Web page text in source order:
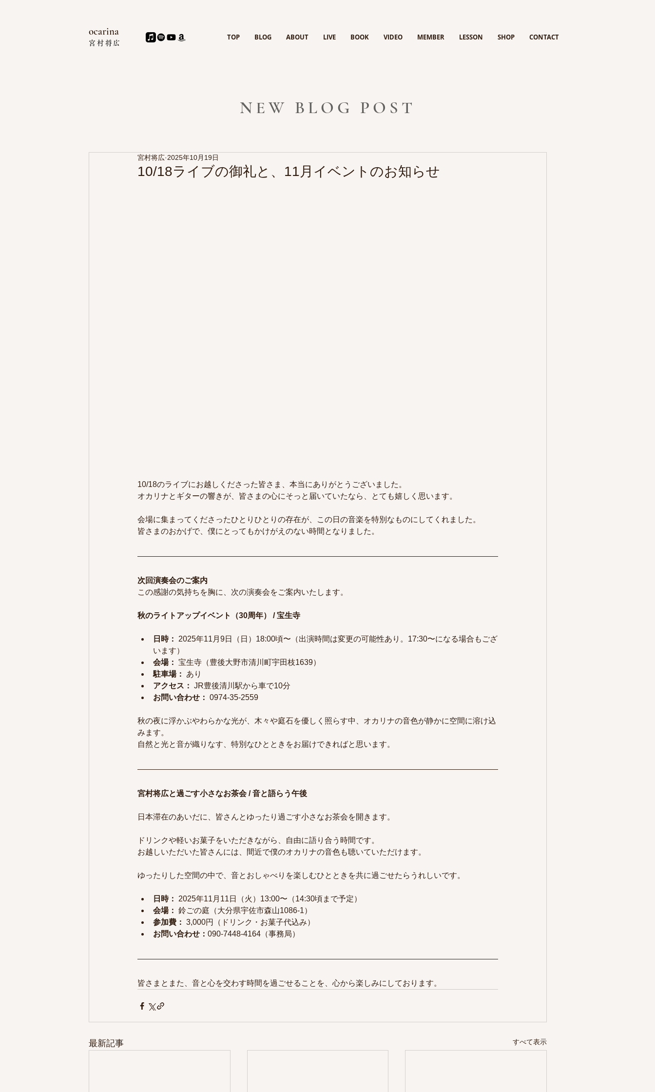
ocarina
宮村 将広
TOP BLOG ABOUT LIVE BOOK VIDEO MEMBER LESSON SHOP CONTACT
NEW BLOG POST
10/18ライブの御礼と、11月イベントのお知らせ
宮村将広 2025年10月19日
10/18のライブにお越しくださった皆さま、本当にありがとうございました。
オカリナとギターの響きが、皆さまの心にそっと届いていたなら、とても嬉しく思います。
会場に集まってくださったひとりひとりの存在が、この日の音楽を特別なものにしてくれました。
皆さまのおかげで、僕にとってもかけがえのない時間となりました。
次回演奏会のご案内
この感謝の気持ちを胸に、次の演奏会をご案内いたします。
秋のライトアップイベント（30周年） / 宝生寺
日時：
2025年11月9日（日）18:00頃〜（出演時間は変更の可能性あり。17:30〜になる場合もござ
います）
会場： 宝生寺（豊後大野市清川町宇田枝1639）
駐車場：
あり
アクセス： JR豊後清川駅から車で10分
お問い合わせ： 0974-35-2559
秋の夜に浮かぶやわらかな光が、木々や庭石を優しく照らす中、オカリナの音色が静かに空間に溶け込
みます。
自然と光と音が織りなす、特別なひとときをお届けできればと思います。
宮村将広と過ごす小さなお茶会 / 音と語らう午後
日本滞在のあいだに、皆さんとゆったり過ごす小さなお茶会を開きます。
ドリンクや軽いお菓子をいただきながら、自由に語り合う時間です。
お越しいただいた皆さんには、間近で僕のオカリナの音色も聴いていただけます。
ゆったりした空間の中で、音とおしゃべりを楽しむひとときを共に過ごせたらうれしいです。
日時：
2025年11月11日（火）13:00〜（14:30頃まで予定）
会場： 鈴ごの庭（大分県宇佐市森山1086-1）
参加費： 3,000円（ドリンク・お菓子代込み）
お問い合わせ： 090-7448-4164（事務局）
皆さまとまた、音と心を交わす時間を過ごせることを、心から楽しみにしております。
最新記事 すべて表示